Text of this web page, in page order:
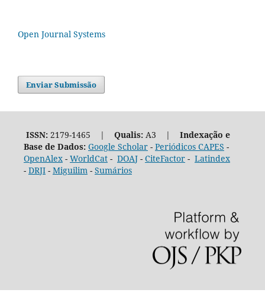
Open Journal Systems
Enviar Submissão
ISSN:2179-1465 | Qualis:A3 | Indexação e
Base de Dados: Google Scholar- Periódicos CAPES -
OpenAlex- WorldCat- DOAJ- CiteFactor- Latindex
- DRJI- Miguilim- Sumários